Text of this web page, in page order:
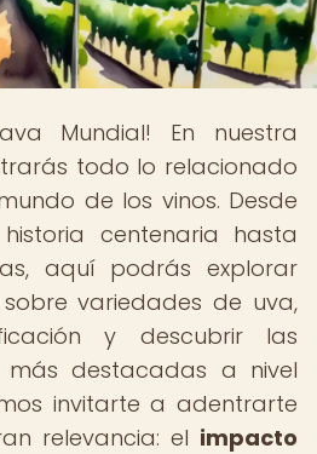
Mundial! En nuestra
todo lo relacionado
de los vinos. Desde
centenaria hasta
aquí podrás explorar
variedades de uva,
y descubrir las
más destacadas a nivel
invitarte a adentrarte
relevancia: el impacto